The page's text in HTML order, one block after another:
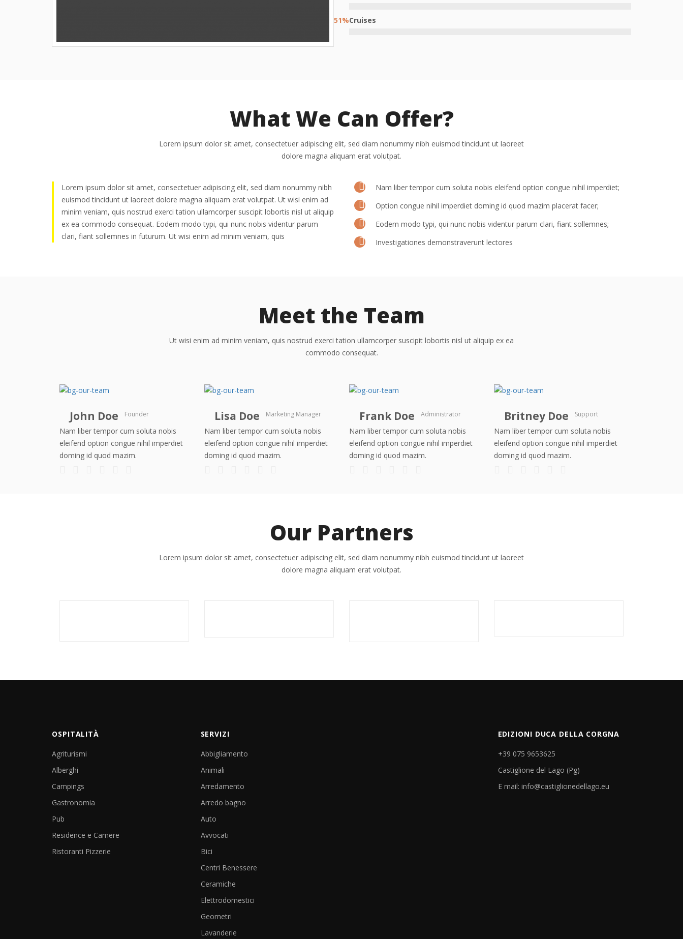
Cruises
51%
What We Can Offer?
Lorem ipsum dolor sit amet, consectetuer adipiscing elit, sed diam nonummy nibh euismod tincidunt ut laoreet
dolore magna aliquam erat volutpat.
Lorem ipsum dolor sit amet, consectetuer adipiscing elit, sed diam nonummy nibh
euismod tincidunt ut laoreet dolore magna aliquam erat volutpat. Ut wisi enim ad
minim veniam, quis nostrud exerci tation ullamcorper suscipit lobortis nisl ut aliquip
ex ea commodo consequat. Eodem modo typi, qui nunc nobis videntur parum
clari, fiant sollemnes in futurum. Ut wisi enim ad minim veniam, quis
Nam liber tempor cum soluta nobis eleifend option congue nihil imperdiet;
Option congue nihil imperdiet doming id quod mazim placerat facer;
Eodem modo typi, qui nunc nobis videntur parum clari, fiant sollemnes;
Investigationes demonstraverunt lectores
Meet the Team
Ut wisi enim ad minim veniam, quis nostrud exerci tation ullamcorper suscipit lobortis nisl ut aliquip ex ea
commodo consequat.
John Doe Founder
Nam liber tempor cum soluta nobis
eleifend option congue nihil imperdiet
doming id quod mazim.
Lisa Doe Marketing Manager
Nam liber tempor cum soluta nobis
eleifend option congue nihil imperdiet
doming id quod mazim.
Frank Doe Administrator
Nam liber tempor cum soluta nobis
eleifend option congue nihil imperdiet
doming id quod mazim.
Britney Doe Support
Nam liber tempor cum soluta nobis
eleifend option congue nihil imperdiet
doming id quod mazim.
Our Partners
Lorem ipsum dolor sit amet, consectetuer adipiscing elit, sed diam nonummy nibh euismod tincidunt ut laoreet
dolore magna aliquam erat volutpat.
OSPITALITÀ
Agriturismi
Alberghi
Campings
Gastronomia
Pub
Residence e Camere
Ristoranti Pizzerie
SERVIZI
Abbigliamento
Animali
Arredamento
Arredo bagno
Auto
Avvocati
Bici
Centri Benessere
Ceramiche
Elettrodomestici
Geometri
Lavanderie
EDIZIONI DUCA DELLA CORGNA
+39 075 9653625
Castiglione del Lago (Pg)
E mail: info@castiglionedellago.eu